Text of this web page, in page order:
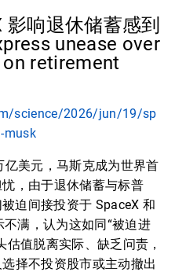
响退休储蓄感到
unease over
on retirement
science/2026/jun/19/sp
musk
美元，马斯克成为世界首
，由于退休储蓄与标普
迫间接投资于 SpaceX 和
满，认为这如同“被迫进
估值脱离实际、缺乏问责，
择不投资股市或主动撤出